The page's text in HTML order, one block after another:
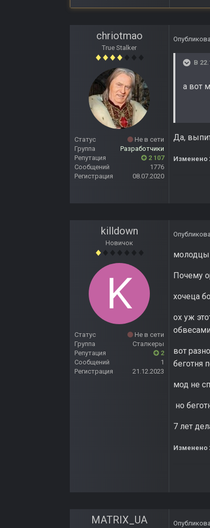
chriotmao
True Stalker
Статус
Не в сети
Группа
Разработчики
Репутация
2 107
Сообщений
1776
Регистрация
08.07.2020
В
а вот
Да,
Изменено
killdown
Новичок
Статус
Не в сети
Группа
Сталкеры
Репутация
2
Сообщений
1
Регистрация
21.12.2023
молодцы
Почему
хочеца
ох уж
вот
беготня
мод не
но
7 лет
Изменено
MATRIX_UA